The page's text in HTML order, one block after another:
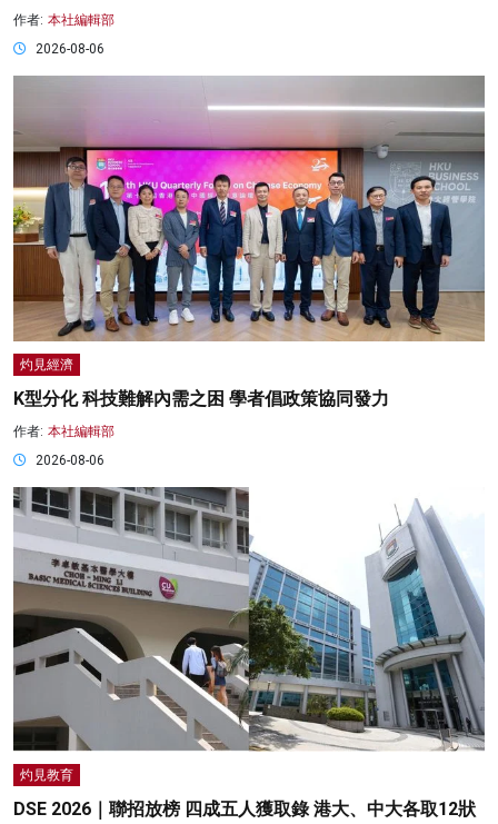
作者: 本社編輯部
2026-08-06
灼見經濟
K型分化 科技難解內需之困 學者倡政策協同發力
作者: 本社編輯部
2026-08-06
灼見教育
DSE 2026｜聯招放榜 四成五人獲取錄 港大、中大各取12狀